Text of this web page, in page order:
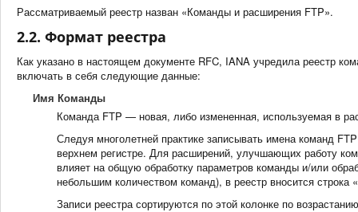
Рассматриваемый реестр назван «Команды и расширения FTP».
2.2. Формат реестра
Как указано в настоящем документе RFC, IANA учредила реестр
включать в себя следующие данные:
Имя Команды
Команда FTP — новая, либо измененная, используемая в
Следуя многолетней практике записывать имена команд
верхнем регистре. Для расширений, улучшающих работу
влияет на общую обработку параметров команды и/или
небольшим количеством команд), в реестр вносится строка
Записи реестра сортируются по этой колонке по